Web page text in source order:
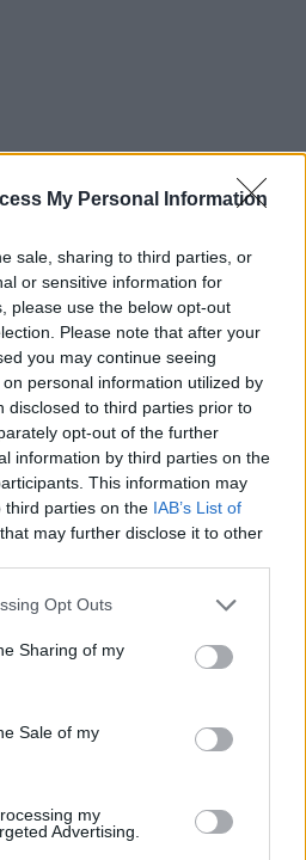
My Personal Information
sale, sharing to third parties, or
or sensitive information for
please use the below opt-out
Please note that after your
you may continue seeing
personal information utilized by
disclosed to third parties prior to
opt-out of the further
information by third parties on the
This information may
third parties on the IAB’s List of
that may further disclose it to other
Opt Outs
Sharing of my
Sale of my
my
Advertising.